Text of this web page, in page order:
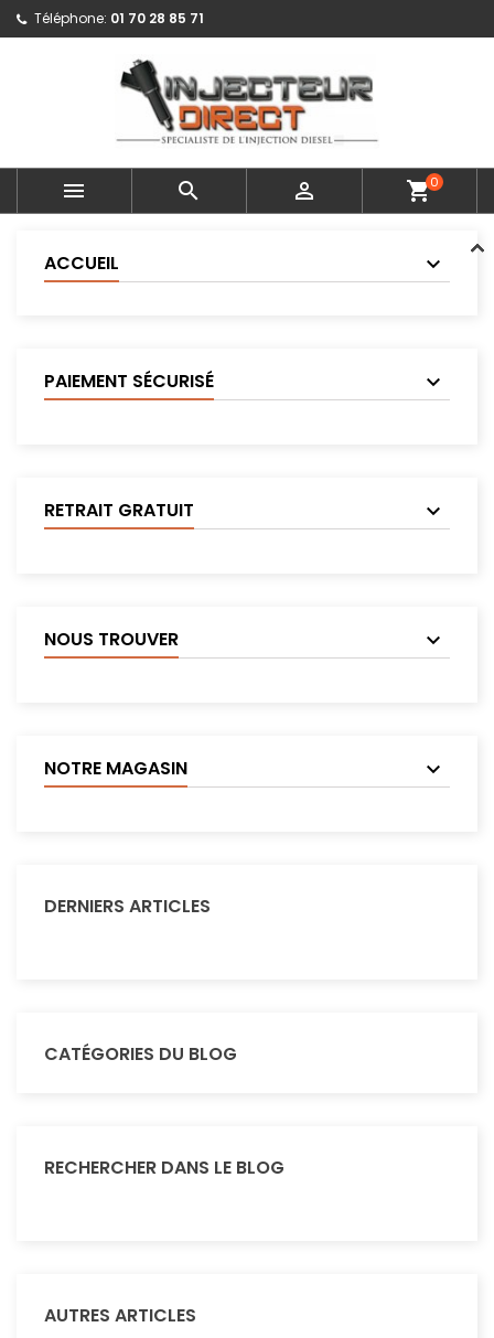
Téléphone: 01 70 28 85 71
   shopping_cart0
ACCUEIL
PAIEMENT SÉCURISÉ
RETRAIT GRATUIT
NOUS TROUVER
NOTRE MAGASIN
DERNIERS ARTICLES
CATÉGORIES DU BLOG
RECHERCHER DANS LE BLOG
AUTRES ARTICLES